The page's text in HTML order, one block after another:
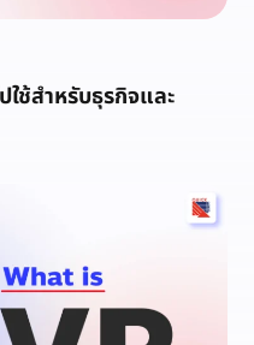
ใช้สำหรับธุรกิจและ